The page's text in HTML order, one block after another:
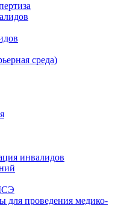
среда)
инвалидов
для проведения медико-